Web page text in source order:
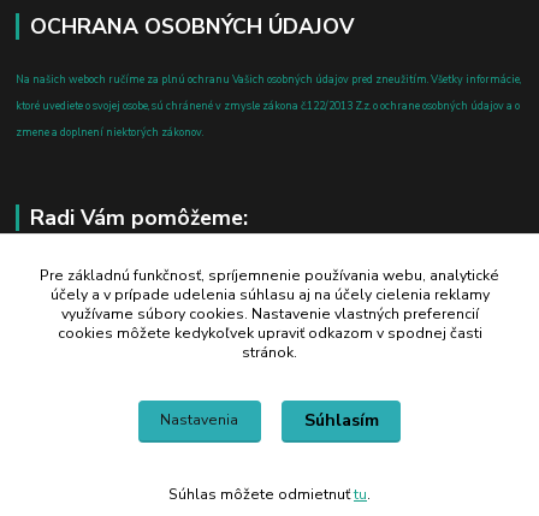
OCHRANA OSOBNÝCH ÚDAJOV
Na našich weboch ručíme za plnú ochranu Vašich osobných údajov pred zneužitím. Všetky informácie,
ktoré uvediete o svojej osobe, sú chránené v zmysle zákona č.122/2013 Z.z. o ochrane osobných údajov a o
zmene a doplnení niektorých zákonov.
Radi Vám pomôžeme:
+421 908 700 612
po-pia: 8.00 - 16.00
business@jtf.sk
Pre základnú funkčnosť, spríjemnenie používania webu, analytické
účely a v prípade udelenia súhlasu aj na účely cielenia reklamy
využívame súbory cookies. Nastavenie vlastných preferencií
cookies môžete kedykoľvek upraviť odkazom v spodnej časti
stránok.
Nastavenia Súhlasím
Súhlas môžete odmietnuťtu.